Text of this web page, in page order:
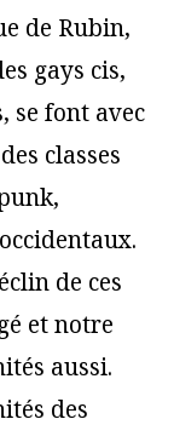
de Rubin,
gays cis,
se font avec
classes
de ces
et notre
aussi.
des